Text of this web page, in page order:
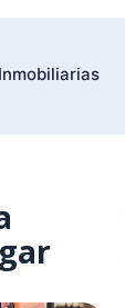
Inmobiliarias